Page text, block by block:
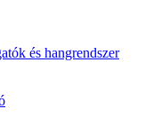
és hangrendszer